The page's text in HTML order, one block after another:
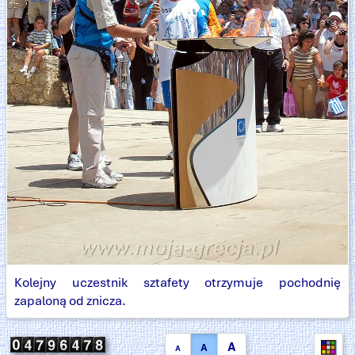
Kolejny uczestnik sztafety otrzymuje pochodnię
zapaloną od znicza.
A A A